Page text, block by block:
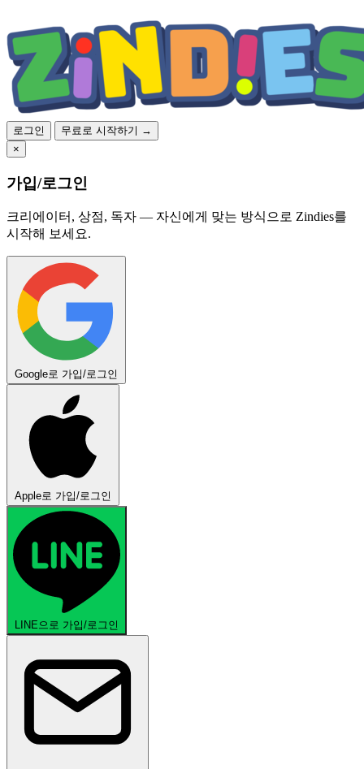
로그인
무료로 시작하기 →
×
가입/로그인
크리에이터, 상점, 독자 — 자신에게 맞는 방식으로 Zindies를
시작해 보세요.
Google로 가입/로그인
Apple로 가입/로그인
LINE으로 가입/로그인